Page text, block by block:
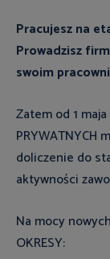
Pracujesz na
Prowadzisz
swoim
Zatem od 1 maja
PRYWATNYCH
doliczenie do
aktywności
Na mocy
OKRESY: